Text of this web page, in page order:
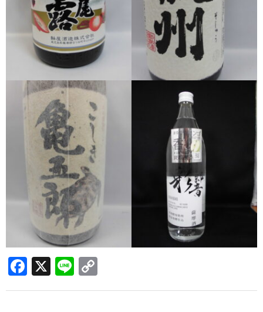
小正醸造
三岳酒造
久保酒造
宮田本店
佐藤酒造
さつま無双
三和酒造
丸西酒造
神川酒造
吹上焼酎
F
X
Li